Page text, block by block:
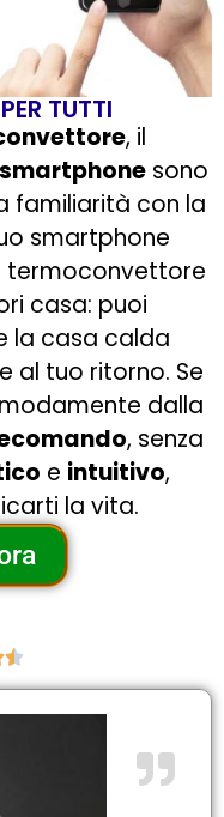
TUTTI
, il
sono
familiarità con la
smartphone
termoconvettore
casa: puoi
la casa calda
al tuo ritorno. Se
dalla
, senza
e intuitivo,
la vita.